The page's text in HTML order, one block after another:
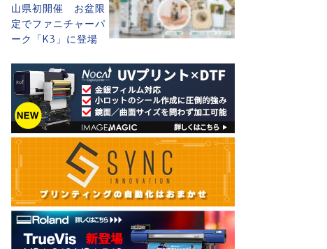
山県初開催 お盆限
定でファニチャーパ
ーク「K3」に登場